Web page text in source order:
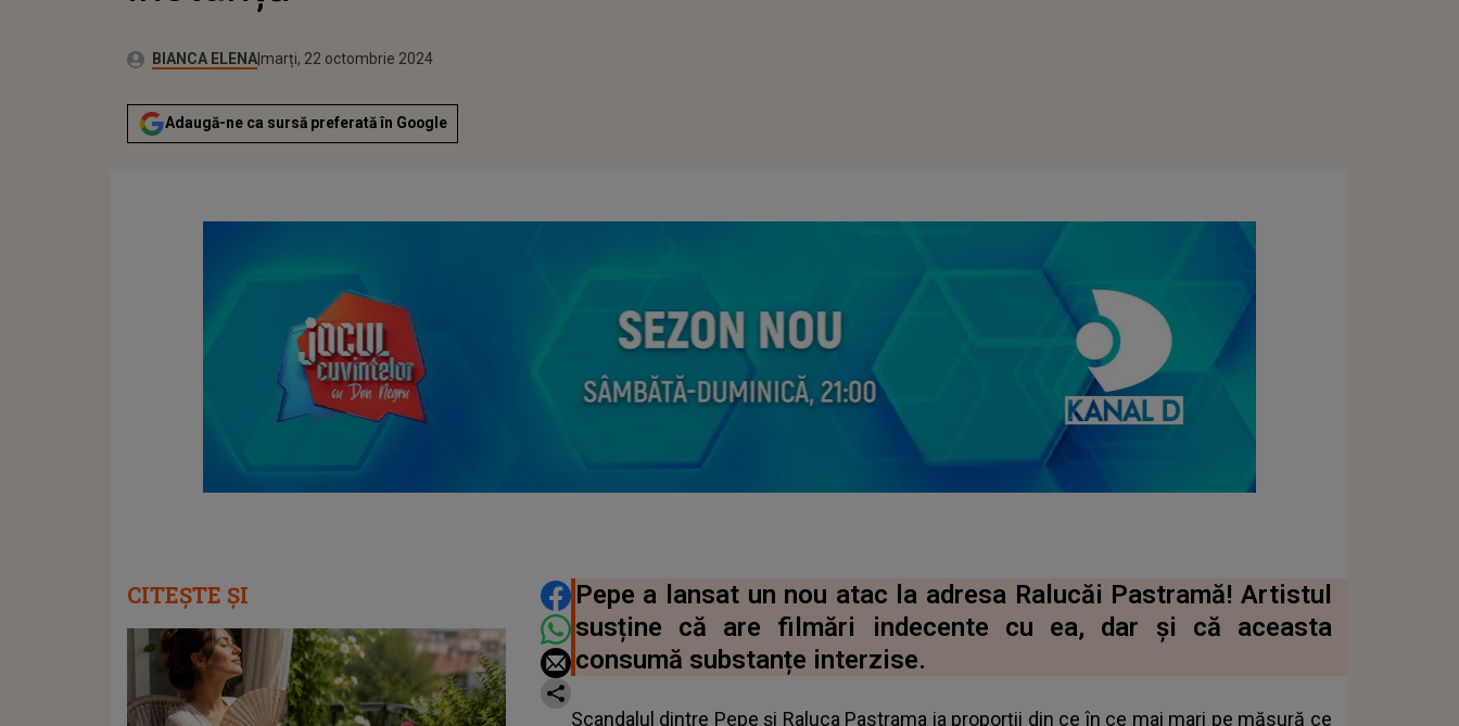
Autor:BIANCA ELENA Publicat:
marți, 22 octombrie 2024
Adaugă-ne ca sursă preferată în Google
DISTRIBUIE ARTICOLUL
Pepe a lansat un nou atac la adresa Ralucăi Pastramă! Artistul
susține că are filmări indecente cu ea, dar și că aceasta
consumă substanțe interzise.
Scandalul dintre Pepe și Raluca Pastrama ia proporții din ce în ce mai mari pe măsură ce
CITEȘTE ȘI